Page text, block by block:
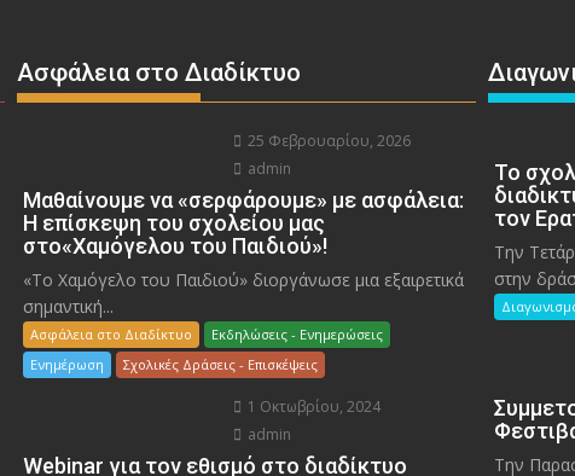
Ασφάλεια στο Διαδίκτυο
25 Φεβρουαρίου, 2026
admin
Μαθαίνουμε να «σερφάρουμε» με ασφάλεια:
Η επίσκεψη του σχολείου μας
στο«Χαμόγελου του Παιδιού»!
«Το Χαμόγελο του Παιδιού» διοργάνωσε μια εξαιρετικά
σημαντική...
Ασφάλεια στο Διαδίκτυο
Εκδηλώσεις - Ενημερώσεις
Ενημέρωση
Σχολικές Δράσεις - Επισκέψεις
1 Οκτωβρίου, 2024
admin
Webinar για τον εθισμό στο διαδίκτυο
To
τον
Την
στην
Την